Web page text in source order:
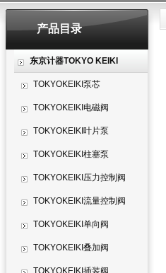
产品目录
东京计器TOKYO KEIKI
TOKYOKEIKI泵芯
TOKYOKEIKI电磁阀
TOKYOKEIKI叶片泵
TOKYOKEIKI柱塞泵
TOKYOKEIKI压力控制阀
TOKYOKEIKI流量控制阀
TOKYOKEIKI单向阀
TOKYOKEIKI叠加阀
TOKYOKEIKI插装阀